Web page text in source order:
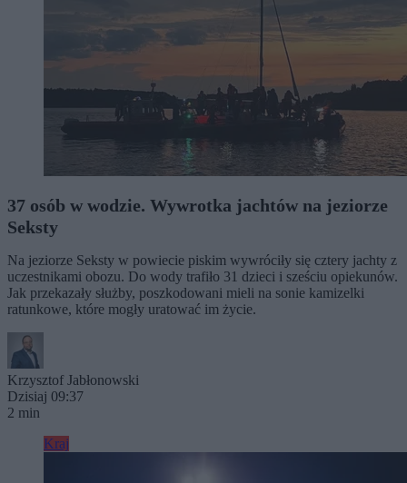
37 osób w wodzie. Wywrotka jachtów na jeziorze
Seksty
Na jeziorze Seksty w powiecie piskim wywróciły się cztery jachty z
uczestnikami obozu. Do wody trafiło 31 dzieci i sześciu opiekunów.
Jak przekazały służby, poszkodowani mieli na sonie kamizelki
ratunkowe, które mogły uratować im życie.
Krzysztof Jabłonowski
Dzisiaj 09:37
2 min
Kraj